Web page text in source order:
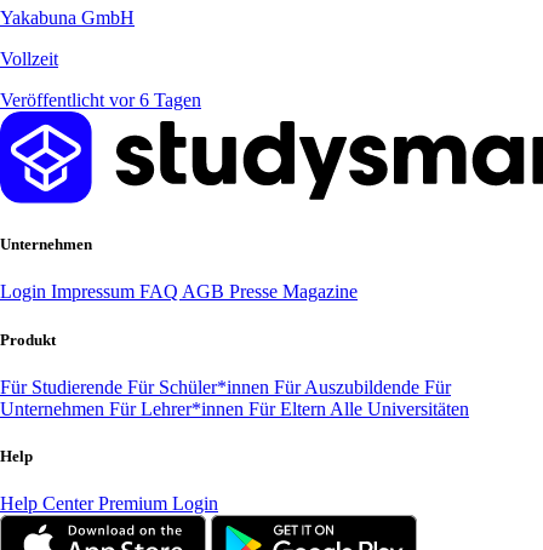
Yakabuna GmbH
Vollzeit
Veröffentlicht vor 6 Tagen
Unternehmen
Login Impressum FAQ AGB Presse Magazine
Produkt
Für Studierende Für Schüler*innen Für Auszubildende Für
Unternehmen Für Lehrer*innen Für Eltern Alle Universitäten
Help
Help CenterPremium Login